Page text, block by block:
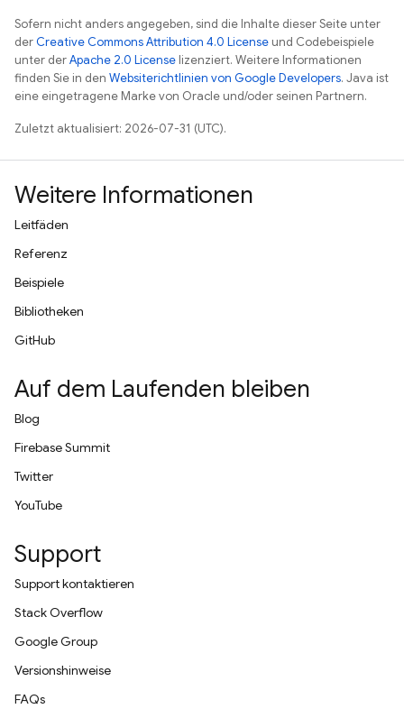
Sofern nicht anders angegeben, sind die Inhalte dieser Seite unter
derCreative Commons Attribution 4.0 License und Codebeispiele
unter derApache 2.0 License lizenziert. Weitere Informationen
finden Sie in den Websiterichtlinien von Google Developers. Java ist
eine eingetragene Marke von Oracle und/oder seinen Partnern.
Zuletzt aktualisiert: 2026-07-31 (UTC).
Weitere Informationen
Leitfäden
Referenz
Beispiele
Bibliotheken
GitHub
Auf dem Laufenden bleiben
Blog
Firebase Summit
Twitter
YouTube
Support
Support kontaktieren
Stack Overflow
Google Group
Versionshinweise
FAQs